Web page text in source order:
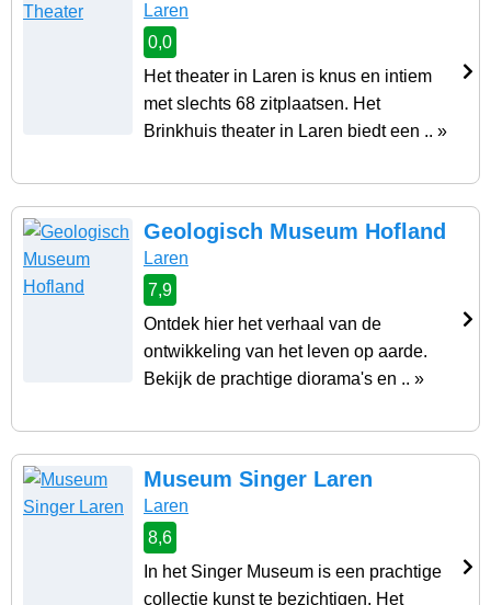
Laren
0,0
Het theater in Laren is knus en intiem
met slechts 68 zitplaatsen. Het
Brinkhuis theater in Laren biedt een .. »
Geologisch Museum Hofland
Laren
7,9
Ontdek hier het verhaal van de
ontwikkeling van het leven op aarde.
Bekijk de prachtige diorama's en .. »
Museum Singer Laren
Laren
8,6
In het Singer Museum is een prachtige
collectie kunst te bezichtigen. Het